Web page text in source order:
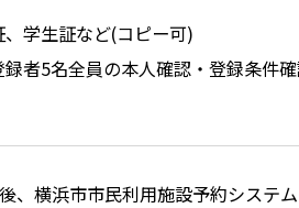
学生証など(コピー可)
者5名全員の本人確認・登録条件確
、横浜市市民利用施設予約システ